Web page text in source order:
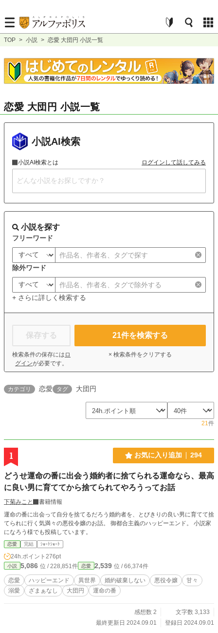
TOP > 小説 > 恋愛 大団円 小説一覧
恋愛 大団円 小説一覧
小説AI検索
小説AI検索とは ログインして話してみる
小説を探す
フリーワード
除外ワード
+ さらに詳しく検索する
保存する
検索条件の保存には ロ
グインが必要です。
21件を検索する
× 検索条件をクリアする
カテゴリ 恋愛 タグ 大団円
21件
1 お気に入り追加 294
どうせ運命の番に出会う婚約者に捨てられる運命なら、最高
に良い男に育ててから捨てられてやろうってお話
下菊みこと
書籍情報
運命の番に出会って自分を捨てるだろう婚約者を、とびきりの良い男に育てて捨
てられに行く気満々の悪役令嬢のお話。 御都合主義のハッピーエンド。 小説家
になろう様でも投稿しています。
恋愛 完結 ｼｮｰﾄｼｮｰﾄ
24h.ポイント 276pt
小説 5,086 位 / 228,851件 恋愛 2,539 位 / 66,374件
恋愛 ハッピーエンド 異世界 婚約破棄しない 悪役令嬢
甘々
溺愛
ざまぁなし 大団円 運命の番
感想数 2
文字数 3,133
最終更新日 2024.09.01
登録日 2024.09.01